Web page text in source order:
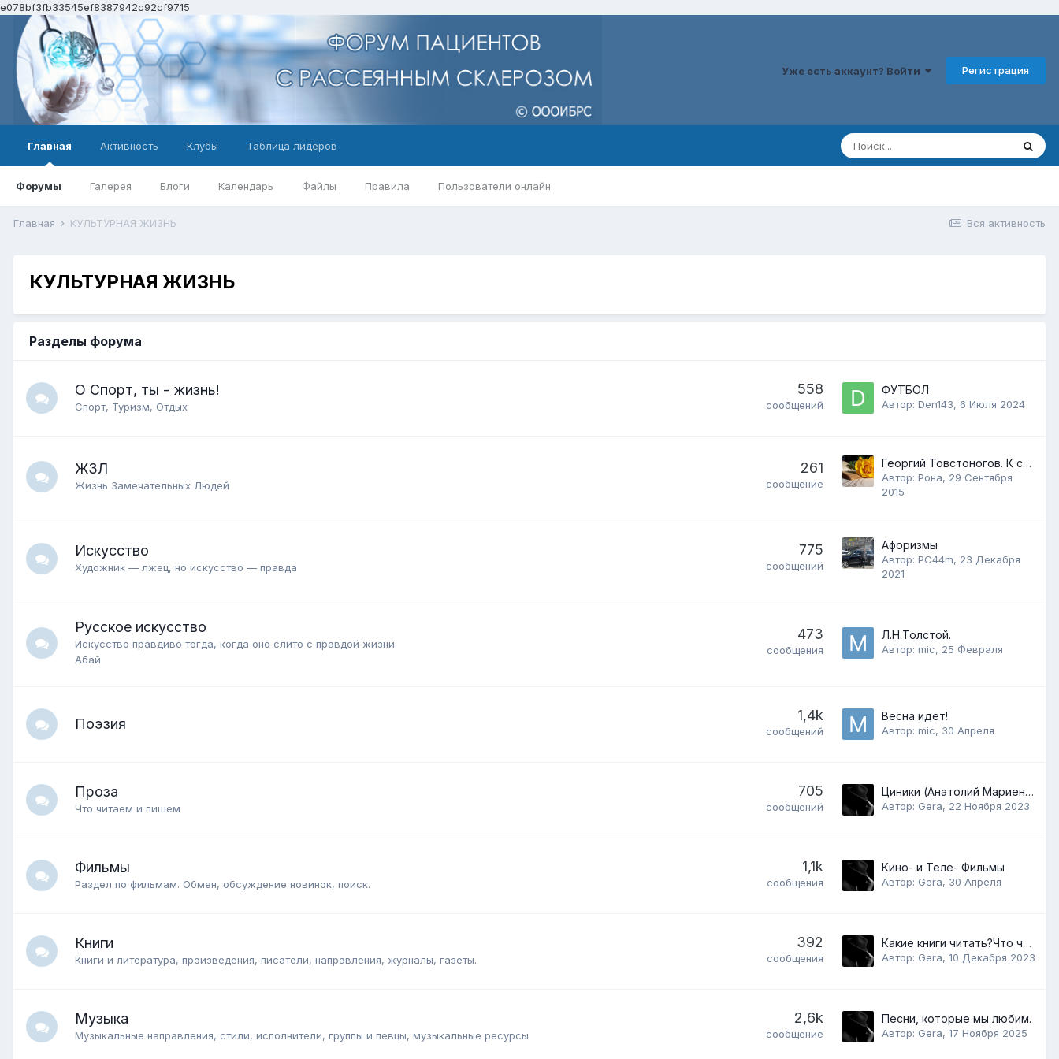
e078bf3fb33545ef8387942c92cf9715
Уже есть аккаунт? Войти Регистрация
Главная
Форумы Галерея Блоги Календарь Файлы Правила Пользователи онлайн
Активность Клубы Таблица лидеров
Вся активность
Главная КУЛЬТУРНАЯ ЖИЗНЬ
КУЛЬТУРНАЯ ЖИЗНЬ
Разделы форума
О Спорт, ты - жизнь!
Спорт, Туризм, Отдых
558
сообщений
ФУТБОЛ
Автор: Den143, 6 Июля 2024
ЖЗЛ
Жизнь Замечательных Людей
261
сообщение
Георгий Товстоногов. К столетию гениальго режиссера.
Автор: Рона, 29 Сентября
2015
Искусство
Художник — лжец, но искусство — правда
775
сообщений
Афоризмы
Автор: РС44m, 23 Декабря
2021
Русское искусство
Искусство правдиво тогда, когда оно слито с правдой жизни.
Абай
473
сообщения
Л.Н.Толстой.
Автор: mic, 25 Февраля
Поэзия
1,4k
сообщений
Весна идет!
Автор: mic, 30 Апреля
Проза
Что читаем и пишем
705
сообщений
Циники (Анатолий Мариенгоф)
Автор: Gera, 22 Ноября 2023
Фильмы
Раздел по фильмам. Обмен, обсуждение новинок, поиск.
1,1k
сообщения
Кино- и Теле- Фильмы
Автор: Gera, 30 Апреля
Книги
Книги и литература, произведения, писатели, направления, журналы, газеты.
392
сообщения
Какие книги читать?Что читаете?
Автор: Gera, 10 Декабря 2023
Музыка
Музыкальные направления, стили, исполнители, группы и певцы, музыкальные ресурсы
2,6k
сообщение
Песни, которые мы любим.
Автор: Gera, 17 Ноября 2025